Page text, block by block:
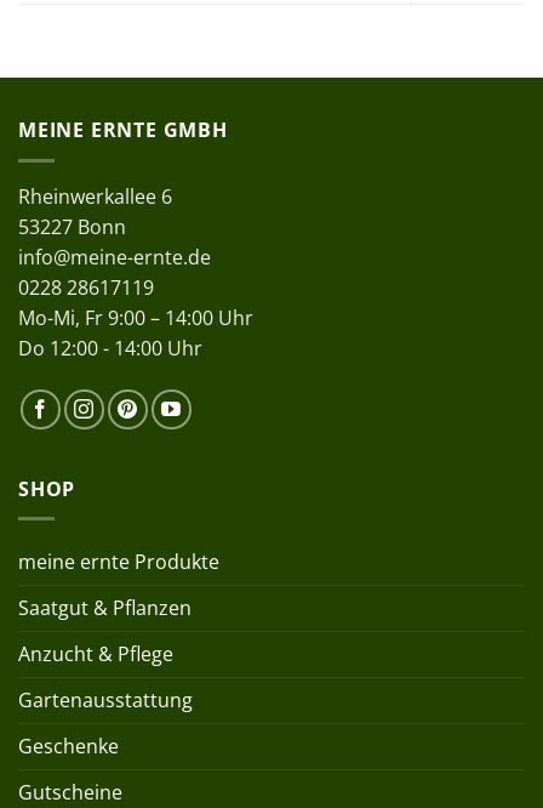
MEINE ERNTE GMBH
Rheinwerkallee 6
53227 Bonn
info@meine-ernte.de
0228 28617119
Mo-Mi, Fr 9:00 – 14:00 Uhr
Do 12:00 - 14:00 Uhr
SHOP
meine ernte Produkte
Saatgut & Pflanzen
Anzucht & Pflege
Gartenausstattung
Geschenke
Gutscheine